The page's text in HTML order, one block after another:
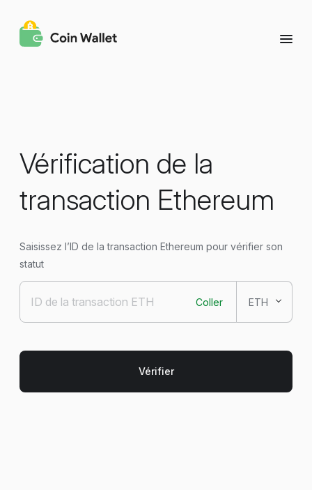
Vérification de la
transaction Ethereum
Saisissez l’ID de la transaction Ethereum pour vérifier son
statut
Coller ETH